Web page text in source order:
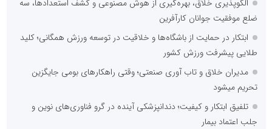
الگوپذیری خلاق، بهره‌گیری از هوش مصنوعی و کشف استعدادها، سه
ضلع موفقیت جوانان کارآفرین
ابتکار در حمایت از باشگاه‌ها و خلاقیت در توسعه ورزش همگانی؛ کلید
طلایی پیشرفت ورزش کشور
مدیران خلاق و تاب آوری صنعتی؛ وقتی راهکارهای بومی جایگزین
تحریم میشود
تلفیق ابتکار و کیفیت؛ دندانپزشکی آینده در گرو فناوری‌های نوین و
جلب اعتماد بیمار